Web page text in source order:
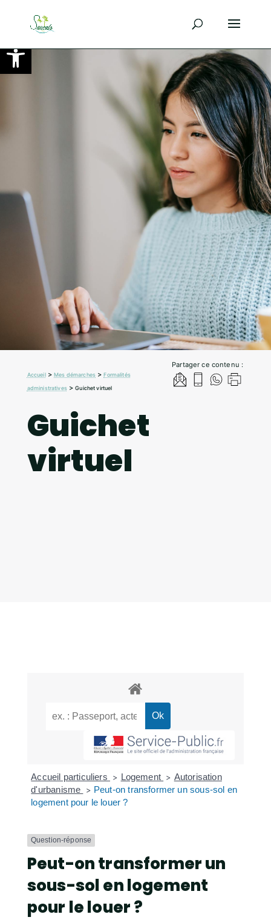
Ouvrir la barre d’outils
Partager ce contenu :
Accueil>Mes démarches >Formalités
administratives>Guichet virtuel
Guichet
virtuel
Accueil particuliers > Logement > Autorisation
d'urbanisme
> Peut-on transformer un sous-sol en
logement pour le louer ?
Question-réponse
Peut-on transformer un
sous-sol en logement
pour le louer ?